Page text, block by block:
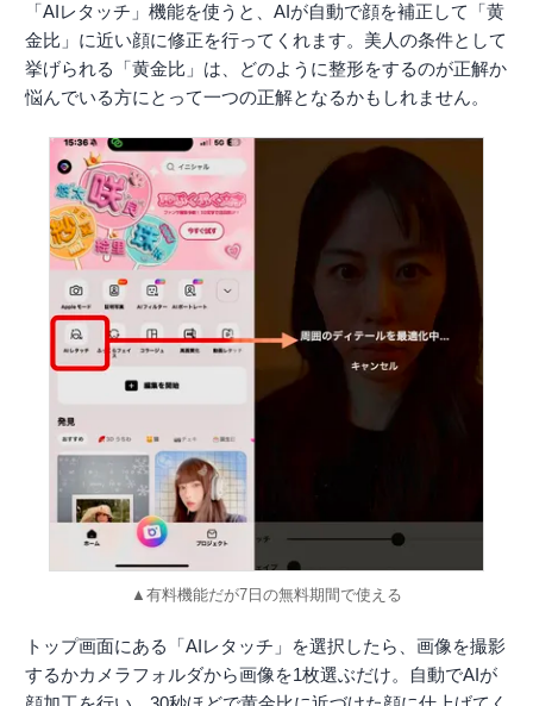
「AIレタッチ」機能を使うと、AIが自動で顔を補正して「黄
金比」に近い顔に修正を行ってくれます。美人の条件として
挙げられる「黄金比」は、どのように整形をするのが正解か
悩んでいる方にとって一つの正解となるかもしれません。
▲有料機能だが7日の無料期間で使える
トップ画面にある「AIレタッチ」を選択したら、画像を撮影
するかカメラフォルダから画像を1枚選ぶだけ。自動でAIが